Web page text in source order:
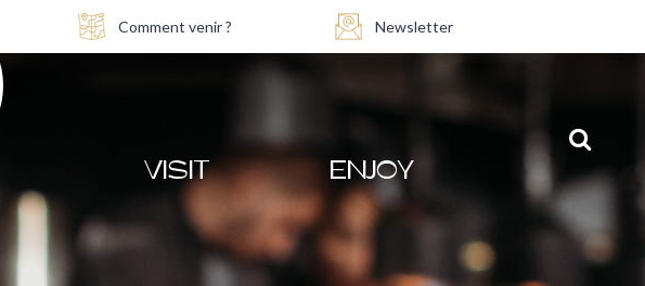
Comment venir ? Newsletter
VISIT ENJOY